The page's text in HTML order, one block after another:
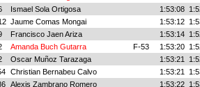
Ismael Sola Ortigosa 1:53:08
Jaume Comas Mongai 1:53:12
Francisco Jaen Ariza 1:53:14
Amanda Buch Gutarra F-53 1:53:20
Oscar Muñoz Tarazaga 1:53:21
Christian Bernabeu Calvo 1:53:21
Alexis Zambrano Romero 1:53:22